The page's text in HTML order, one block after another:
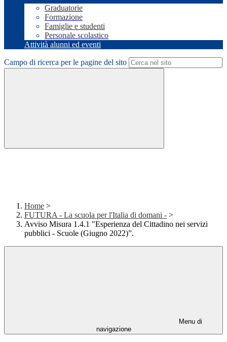
Graduatorie
Formazione
Famiglie e studenti
Personale scolastico
Attività alunni ed eventi
Campo di ricerca per le pagine del sito
Home >
FUTURA - La scuola per l'Italia di domani - >
Avviso Misura 1.4.1 "Esperienza del Cittadino nei servizi
pubblici - Scuole (Giugno 2022)”.
Menu di
navigazione